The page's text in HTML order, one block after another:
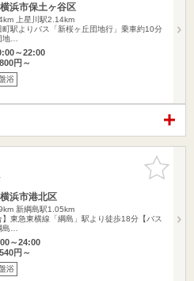
浜市保土ヶ谷区
上星川駅2.14km
駅よりバス「新桜ヶ丘団地行」乗車約10分
地…
～22:00
円～
浴
お気に入
りに追加
浜市港北区
新綱島駅1.05km
】東急東横線「綱島」駅より徒歩18分【バス
島…
～24:00
円～
浴